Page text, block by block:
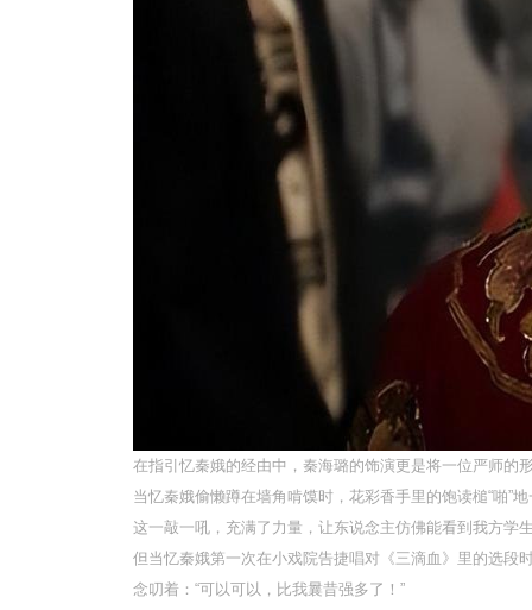
在指引忆秦娥的经由中，秦海璐的饰演更是将一位严师的
当忆秦娥偷懒蹲在墙角啃馍时，花彩香手里的饱读槌“啪”
这一敲一吼，充满了力量，让东说念主仿佛能看到我方学
但当忆秦娥第一次在小戏院告捷唱对《三滴血》里的选段
念叨着：“可以可以，比我曩昔强多了！”